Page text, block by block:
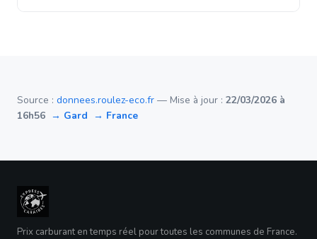
Source : donnees.roulez-eco.fr — Mise à jour : 22/03/2026 à
16h56 → Gard → France
Prix carburant en temps réel pour toutes les communes de France.